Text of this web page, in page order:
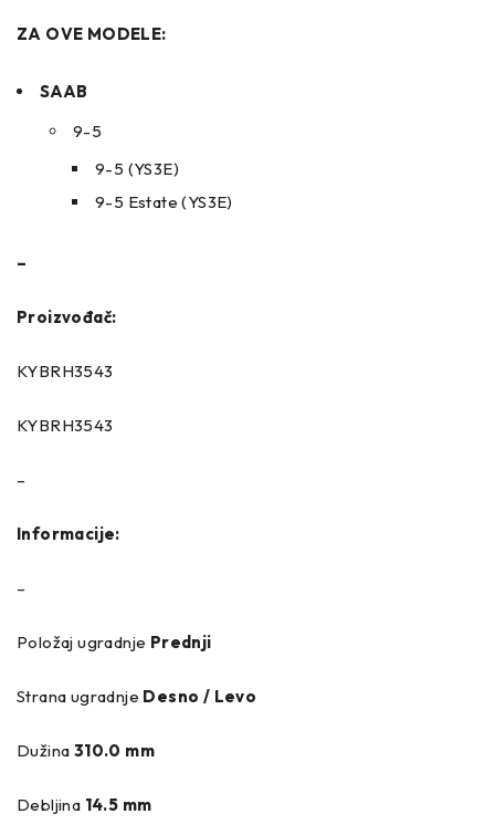
ZA OVE MODELE:
SAAB
9-5
9-5 (YS3E)
9-5 Estate (YS3E)
–
Proizvođač:
KYBRH3543
KYBRH3543
–
Informacije:
–
Položaj ugradnje Prednji
Strana ugradnje Desno / Levo
Dužina 310.0 mm
Debljina 14.5 mm